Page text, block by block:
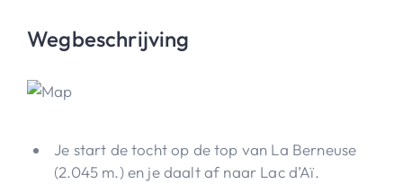
Wegbeschrijving
Je start de tocht op de top van La Berneuse
(2.045 m.) en je daalt af naar Lac d’Aï.